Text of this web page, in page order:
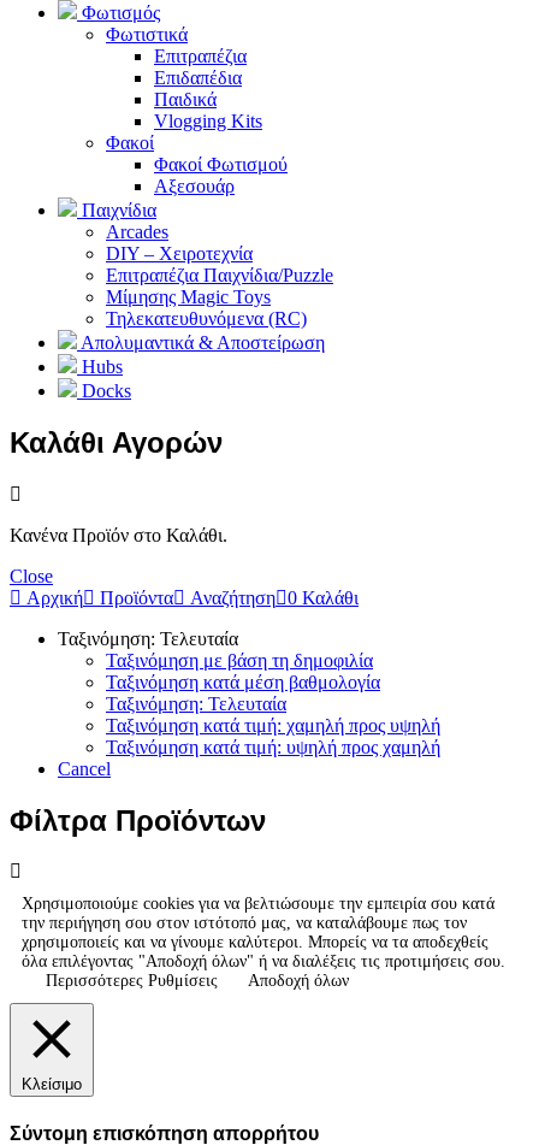
Φωτισμός
Φωτιστικά
Επιτραπέζια
Επιδαπέδια
Παιδικά
Vlogging Kits
Φακοί
Φακοί Φωτισμού
Αξεσουάρ
Παιχνίδια
Arcades
DIY – Χειροτεχνία
Επιτραπέζια Παιχνίδια/Puzzle
Μίμησης Magic Toys
Τηλεκατευθυνόμενα (RC)
Απολυμαντικά & Αποστείρωση
Hubs
Docks
Καλάθι Αγορών
Κανένα Προϊόν στο Καλάθι.
Close
Αρχική
Προϊόντα Αναζήτηση 0 Καλάθι
Ταξινόμηση: Τελευταία
Ταξινόμηση με βάση τη δημοφιλία
Ταξινόμηση κατά μέση βαθμολογία
Ταξινόμηση: Τελευταία
Ταξινόμηση κατά τιμή: χαμηλή προς υψηλή
Ταξινόμηση κατά τιμή: υψηλή προς χαμηλή
Cancel
Φίλτρα Προϊόντων
Χρησιμοποιούμε cookies για να βελτιώσουμε την εμπειρία σου κατά
την περιήγηση σου στον ιστότοπό μας, να καταλάβουμε πως τον
χρησιμοποιείς και να γίνουμε καλύτεροι. Μπορείς να τα αποδεχθείς
όλα επιλέγοντας "Αποδοχή όλων" ή να διαλέξεις τις προτιμήσεις σου.
Περισσότερες Ρυθμίσεις
Αποδοχή όλων
Κλείσιμο
Σύντομη επισκόπηση απορρήτου